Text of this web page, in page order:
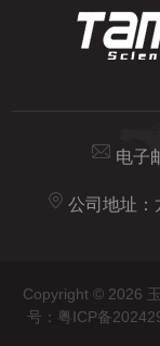
电子
公司地址：
Copyright © 2026
号：粤ICP备